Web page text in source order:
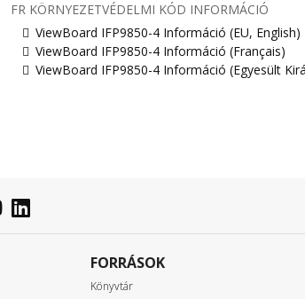
FR KÖRNYEZETVÉDELMI KÓD INFORMÁCIÓ
ViewBoard IFP9850-4 Információ (EU, English)
ViewBoard IFP9850-4 Információ (Français)
ViewBoard IFP9850-4 Információ (Egyesült
FORRÁSOK
Könyvtár